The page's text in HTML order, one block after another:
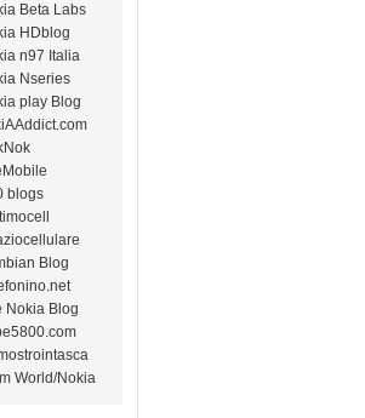
Beta Labs
HDblog
n97 Italia
Nseries
play Blog
blogs
Blog
Nokia Blog
World/Nokia